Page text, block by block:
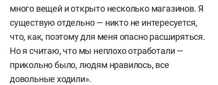
много вещей и открыто несколько магазинов. Я
существую отдельно — никто не интересуется,
что, как, поэтому для меня опасно расширяться.
Но я считаю, что мы неплохо отработали —
прикольно было, людям нравилось, все
довольные ходили».